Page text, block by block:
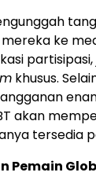
ke
khusus.
akan
tersedia
Pemain